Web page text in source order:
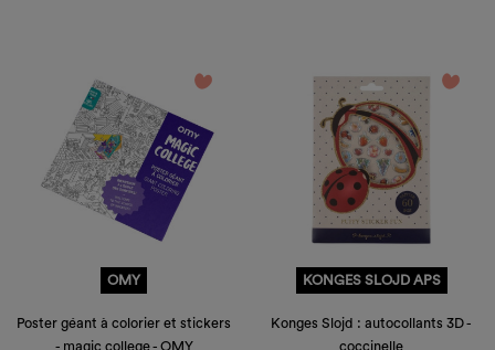
favorite_border
OMY
Poster géant à colorier et stickers
- magic college - OMY
favorite_border
KONGES SLOJD APS
Konges Slojd : autocollants 3D -
coccinelle